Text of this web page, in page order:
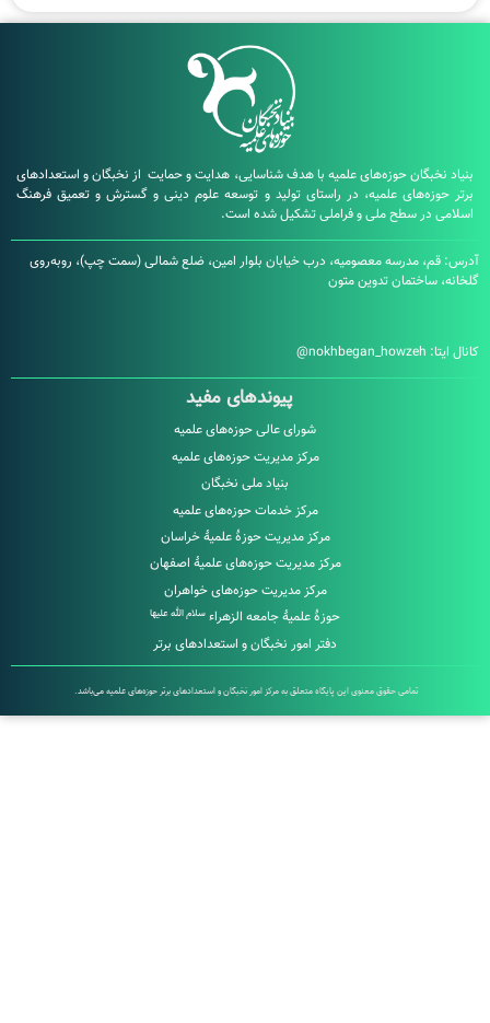
حوزه‌های علمیه با هدف شناسایی، هدایت و حمایت از نخبگان و استعدادهای
علمیه، در راستای تولید و توسعه علوم دینی و گسترش و تعمیق فرهنگ
در سطح ملی و فراملی تشکیل شده است.
مدرسه معصومیه، درب خیابان بلوار امین، ضلع شمالی (سمت چپ)، روبه‌روی
تدوین متون
nokhbegan_howzeh@
پیوندهای مفید
شورای عالی حوزه‌های علمیه
مرکز مدیریت حوزه‌های علمیه
بنیاد ملی نخبگان
مرکز خدمات حوزه‌های علمیه
مرکز مدیریت حوزۀ علمیۀ خراسان
مرکز مدیریت حوزه‌های علمیۀ اصفهان
مرکز مدیریت حوزه‌های خواهران
حوزۀ علمیۀ جامعه الزهراءسلام الله علیها
دفتر امور نخبگان و استعدادهای برتر
تمامی حقوق معنوی این پایگاه متعلق به مرکز امور نخبگان و استعدادهای برتر حوزه‌های علمیه می‌باشد.